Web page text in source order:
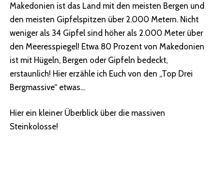
Makedonien ist das Land mit den meisten Bergen und
den meisten Gipfelspitzen über 2.000 Metern. Nicht
weniger als 34 Gipfel sind höher als 2.000 Meterüber
den Meeresspiegel! Etwa 80 Prozent von Makedonien
ist mit Hügeln, Bergen oder Gipfeln bedeckt,
erstaunlich! Hier erzähle ich Euch von den „Top Drei
Bergmassive“ etwas…
Hier ein kleiner Überblick über die massiven
Steinkolosse!